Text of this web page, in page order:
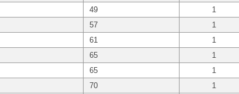
49 1
57 1
61 1
65 1
65 1
70 1